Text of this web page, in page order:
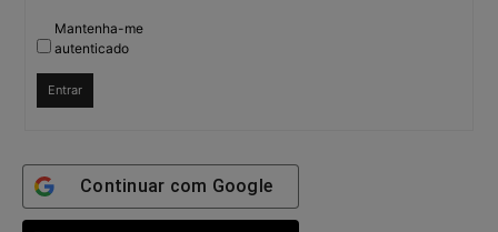
Mantenha-me
autenticado
Entrar
Continuar com Google